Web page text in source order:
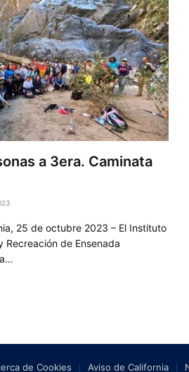
a 3era. Caminata
25 de octubre 2023 – El Instituto
Recreación de Ensenada
de Cookies Aviso de California